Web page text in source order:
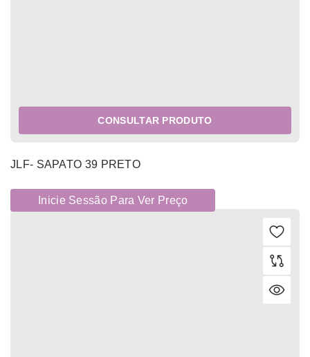
CONSULTAR PRODUTO
JLF- SAPATO 39 PRETO
Inicie Sessão Para Ver Preço